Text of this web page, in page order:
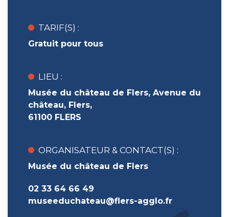
TARIF(S) :
Gratuit pour tous
LIEU :
Musée du château de Flers, Avenue du
château, Flers,
61100 FLERS
ORGANISATEUR & CONTACT(S) :
Musée du château de Flers
02 33 64 66 49
museeduchateau@flers-agglo.fr